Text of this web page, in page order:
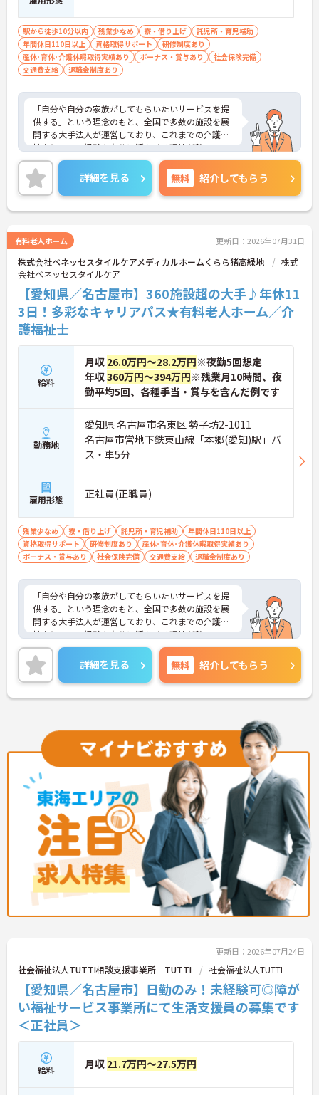
駅から徒歩10分以内 残業少なめ 寮・借り上げ
託児所・育児補助
年間休日110日以上
資格取得サポート
研修制度あり
産休･育休･介護休暇取得実績あり
ボーナス・賞与あり
社会保険完備
交通費支給
退職金制度あり
「自分や自分の家族がしてもらいたいサービスを提
供する」という理念のもと、全国で多数の施設を展
開する大手法人が運営しており、これまでの介護福
祉士としての経験を存分に活かせる環境が整ってい
ます。最大の魅力は、専門性を正当に評価する独自
の社内資格「マジ神制度」。認知症ケア等の分野で
認定されると最大月4万円の手当が加算され、確実
な収入アップが可能です。また、スマホでの記録入
力や睡眠センサー等のDX化により、夜間業務などの
象となる年間3万円の医療費補助など大手ならでは
の圧倒的な福利厚生のもと、ケアマネジャーへのス
テップアップ等、介護のプロとして長期的なキャリ
アを築けます。
★おすすめPOINT★
【これまでの経験・専門性が正当に評価される環境
です】
・独自の社内資格「マジ神制度」があり、認定され
ると1資格につき月1万円（最大4万円）の手当が加
算されます。
・ケアマネジャーの受験料や対策講座、更新費用ま
で全額補助されるため、次のステップアップを自己
【最先端のDX導入で、身体的・精神的な負担を軽
減】
・スマホ記録や睡眠センサーを活用したデータに基
担を大きく軽減しています。
・業務の効率化により月の平均残業時間は10時間程
度と少なく、体力的なゆとりを持ってご入居者様と
向き合えます。
【ご家族も安心できる、圧倒的な福利厚生が整って
います】
や、教育サービスの70%割引など、生活全体を支え
る独自の福利厚生が利用できます。
・小学校3年生までの時短・夜勤免除制度があり、
男性の育休取得実績も豊富なため、ライフステージ
が変化しても安心です。
【プライベートとの両立がしやすい環境です】
・有給取得促進手当の支給や、5連休以上の長期休
暇を取得できる仕組みがあり、しっかりと心身をリ
フレッシュできます。
染める温かい社風です。
詳細を見る 無料 紹介してもらう
有料老人ホーム 更新日：2026年07月31日
株式会社ベネッセスタイルケアメディカルホームくらら猪高緑地
株式
会社ベネッセスタイルケア
【愛知県／名古屋市】360施設超の大手♪年休11
3日！多彩なキャリアパス★有料老人ホーム／介
護福祉士
給料
月収 26.0万円～28.2万円※夜勤5回想定
年収360万円～394万円※残業月10時間、夜
勤平均5回、各種手当・賞与を含んだ例です
勤務地
愛知県 名古屋市名東区 勢子坊2-1011
名古屋市営地下鉄東山線「本郷(愛知)駅」バ
ス・車5分
雇用形態 正社員(正職員)
残業少なめ 寮・借り上げ 託児所・育児補助
年間休日110日以上
資格取得サポート
研修制度あり
産休･育休･介護休暇取得実績あり
ボーナス・賞与あり
社会保険完備 交通費支給 退職金制度あり
「自分や自分の家族がしてもらいたいサービスを提
供する」という理念のもと、全国で多数の施設を展
開する大手法人が運営しており、これまでの介護福
祉士としての経験を存分に活かせる環境が整ってい
ます。最大の魅力は、専門性を正当に評価する独自
の社内資格「マジ神制度」。認知症ケア等の分野で
認定されると最大月4万円の手当が加算され、確実
な収入アップが可能です。また、スマホでの記録入
力や睡眠センサー等のDX化により、夜間業務などの
の圧倒的な福利厚生のもと、ケアマネジャーへのス
テップアップ等、介護のプロとして長期的なキャリ
アを築けます。
★おすすめPOINT★
【これまでの経験・専門性が正当に評価される環境
です】
・独自の社内資格「マジ神制度」があり、認定され
ると1資格につき月1万円（最大4万円）の手当が加
算されます。
・ケアマネジャーの受験料や対策講座、更新費用ま
で全額補助されるため、次のステップアップを自己
負担なく目指せます。
【最先端のDX導入で、身体的・精神的な負担を軽
づくケアにより、夜間巡視や申し送りなどの業務負
担を大きく軽減しています。
度と少なく、体力的なゆとりを持ってご入居者様と
向き合えます。
【ご家族も安心できる、圧倒的な福利厚生が整って
います】
・ご家族分も含めて年間3万円までの医療費補助
や、教育サービスの70%割引など、生活全体を支え
詳細を見る 無料 紹介してもらう
更新日：2026年07月24日
社会福祉法人TUTTI相談支援事業所 TUTTI 社会福祉法人TUTTI
【愛知県／名古屋市】日勤のみ！未経験可◎障が
い福祉サービス事業所にて生活支援員の募集です
＜正社員＞
給料 月収 21.7万円～27.5万円